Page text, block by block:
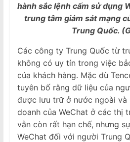
hành sắc lệnh cấm sử dụng
trung tâm giám sát mạng
Trung Quốc.
Các công ty Trung Quốc từ
không có uy tín trong việc
của khách hàng. Mặc dù
tuyên bố rằng dữ liệu của
được lưu trữ ở nước ngoài và
doanh của WeChat ở các thị
vẫn còn rất hạn chế, nhưng
WeChat đối với người Trung